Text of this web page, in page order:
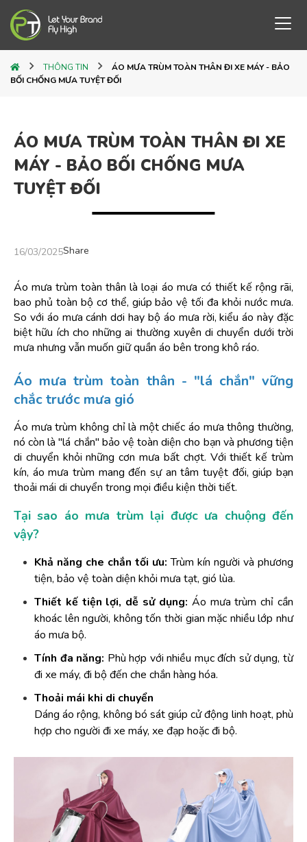
THÔNG TIN
ÁO MƯA TRÙM TOÀN THÂN ĐI XE MÁY - BẢO
BỐI CHỐNG MƯA TUYỆT ĐỐI
ÁO MƯA TRÙM TOÀN THÂN ĐI XE
MÁY - BẢO BỐI CHỐNG MƯA
TUYỆT ĐỐI
16/03/2025Share
Áo mưa trùm toàn thân là loại áo mưa có thiết kế rộng rãi,
bao phủ toàn bộ cơ thể, giúp bảo vệ tối đa khỏi nước mưa.
So với áo mưa cánh dơi hay bộ áo mưa rời, kiểu áo này đặc
biệt hữu ích cho những ai thường xuyên di chuyển dưới trời
mưa nhưng vẫn muốn giữ quần áo bên trong khô ráo.
Áo mưa trùm toàn thân - "lá chắn" vững
chắc trước mưa gió
Áo mưa trùm không chỉ là một chiếc áo mưa thông thường,
nó còn là "lá chắn" bảo vệ toàn diện cho bạn và phương tiện
di chuyển khỏi những cơn mưa bất chợt. Với thiết kế trùm
kín, áo mưa trùm mang đến sự an tâm tuyệt đối, giúp bạn
thoải mái di chuyển trong mọi điều kiện thời tiết.
Tại sao áo mưa trùm lại được ưa chuộng đến
vậy?
Khả năng che chắn tối ưu: Trùm kín người và phương
tiện, bảo vệ toàn diện khỏi mưa tạt, gió lùa.
Thiết kế tiện lợi, dễ sử dụng: Áo mưa trùm chỉ cần
khoác lên người, không tốn thời gian mặc nhiều lớp như
áo mưa bộ.
Tính đa năng: Phù hợp với nhiều mục đích sử dụng, từ
đi xe máy, đi bộ đến che chắn hàng hóa.
Thoải mái khi di chuyển
Dáng áo rộng, không bó sát giúp cử động linh hoạt, phù
hợp cho người đi xe máy, xe đạp hoặc đi bộ.